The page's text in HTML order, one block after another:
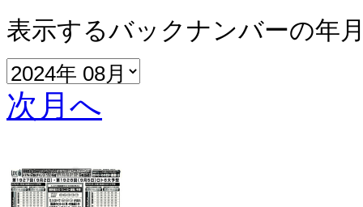
表示するバックナンバーの年
次月へ